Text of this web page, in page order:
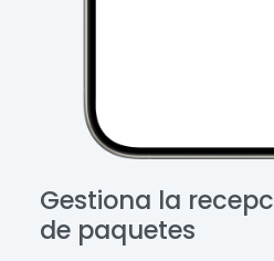
Gestiona la
de paquetes